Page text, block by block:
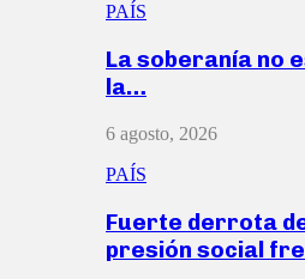
PAÍS
La soberanía no
la…
6 agosto, 2026
PAÍS
Fuerte derrota
presión social